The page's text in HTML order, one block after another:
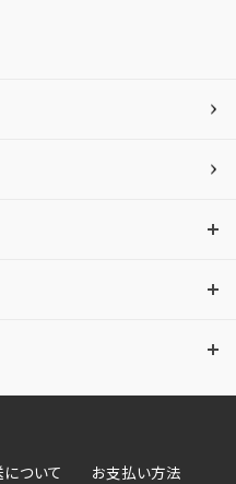
ついて お支払い方法